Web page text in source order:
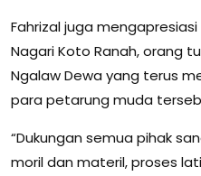
Fahrizal juga
Nagari Koto Ranah, orang
Ngalaw Dewa yang terus
para petarung muda
“Dukungan semua pihak
moril dan materil, proses